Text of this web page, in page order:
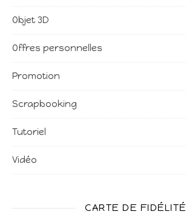
Objet 3D
Offres personnelles
Promotion
Scrapbooking
Tutoriel
Vidéo
CARTE DE FIDÉLITÉ